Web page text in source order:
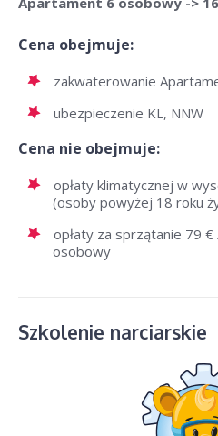
Cena obejmuje:
zakwaterowanie
ubezpieczenie KL, NNW
Cena nie obejmuje:
opłaty klimatycznej w
(osoby powyżej 18 roku
opłaty za sprzątanie 79
osobowy
Szkolenie narciarskie